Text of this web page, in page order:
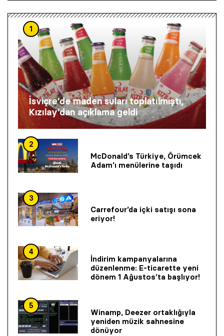
1
İsviçre’de maden suları toplatılmıştı,
Kızılay’dan açıklama geldi
2
McDonald’s Türkiye, Örümcek
Adam’ı menülerine taşıdı
3
Carrefour’da içki satışı sona
eriyor!
4
İndirim kampanyalarına
düzenlenme: E-ticarette yeni
dönem 1 Ağustos’ta başlıyor!
5
Winamp, Deezer ortaklığıyla
yeniden müzik sahnesine
dönüyor